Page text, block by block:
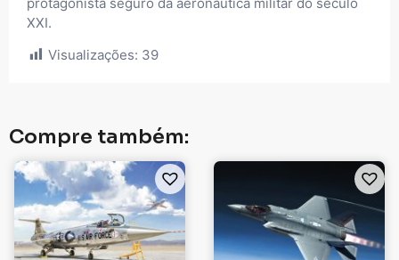
XXI.
Visualizações: 39
Compre também: